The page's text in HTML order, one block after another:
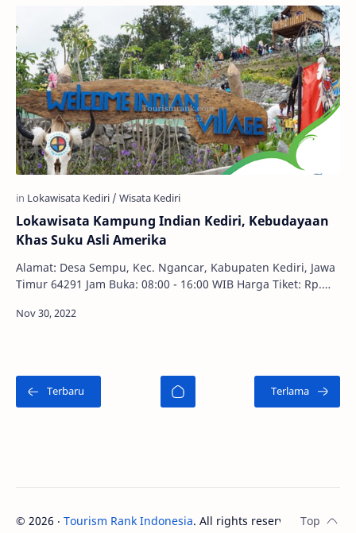
Lokawisata Kampung Indian Kediri, Kebudayaan
Khas Suku Asli Amerika
Alamat: Desa Sempu, Kec. Ngancar, Kabupaten Kediri, Jawa
Timur 64291 Jam Buka: 08:00 - 16:00 WIB Harga Tiket: Rp.
© 2026 ‧ Tourism Rank Indonesia. All rights reserved.